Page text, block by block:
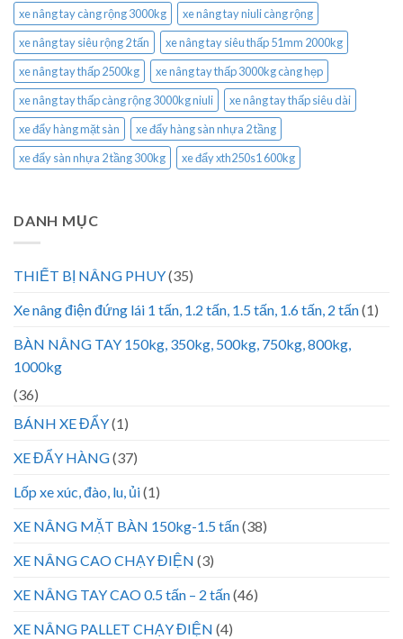
xe nâng tay càng rộng 3000kg
xe nâng tay niuli càng rộng
xe nâng tay siêu rộng 2 tấn
xe nâng tay siêu thấp 51mm 2000kg
xe nâng tay thấp 2500kg
xe nâng tay thấp 3000kg càng hẹp
xe nâng tay thấp càng rộng 3000kg niuli
xe nâng tay thấp siêu dài
xe đẩy hàng mặt sàn
xe đẩy hàng sàn nhựa 2 tầng
xe đẩy sàn nhựa 2 tầng 300kg
xe đẩy xth250s1 600kg
DANH MỤC
THIẾT BỊ NÂNG PHUY(35)
Xe nâng điện đứng lái 1 tấn, 1.2 tấn, 1.5 tấn, 1.6 tấn, 2 tấn(1)
BÀN NÂNG TAY 150kg, 350kg, 500kg, 750kg, 800kg,
1000kg
(36)
BÁNH XE ĐẨY(1)
XE ĐẨY HÀNG(37)
Lốp xe xúc, đào, lu, ủi(1)
XE NÂNG MẶT BÀN 150kg-1.5 tấn(38)
XE NÂNG CAO CHẠY ĐIỆN (3)
XE NÂNG TAY CAO 0.5 tấn – 2 tấn(46)
XE NÂNG PALLET CHẠY ĐIỆN (4)